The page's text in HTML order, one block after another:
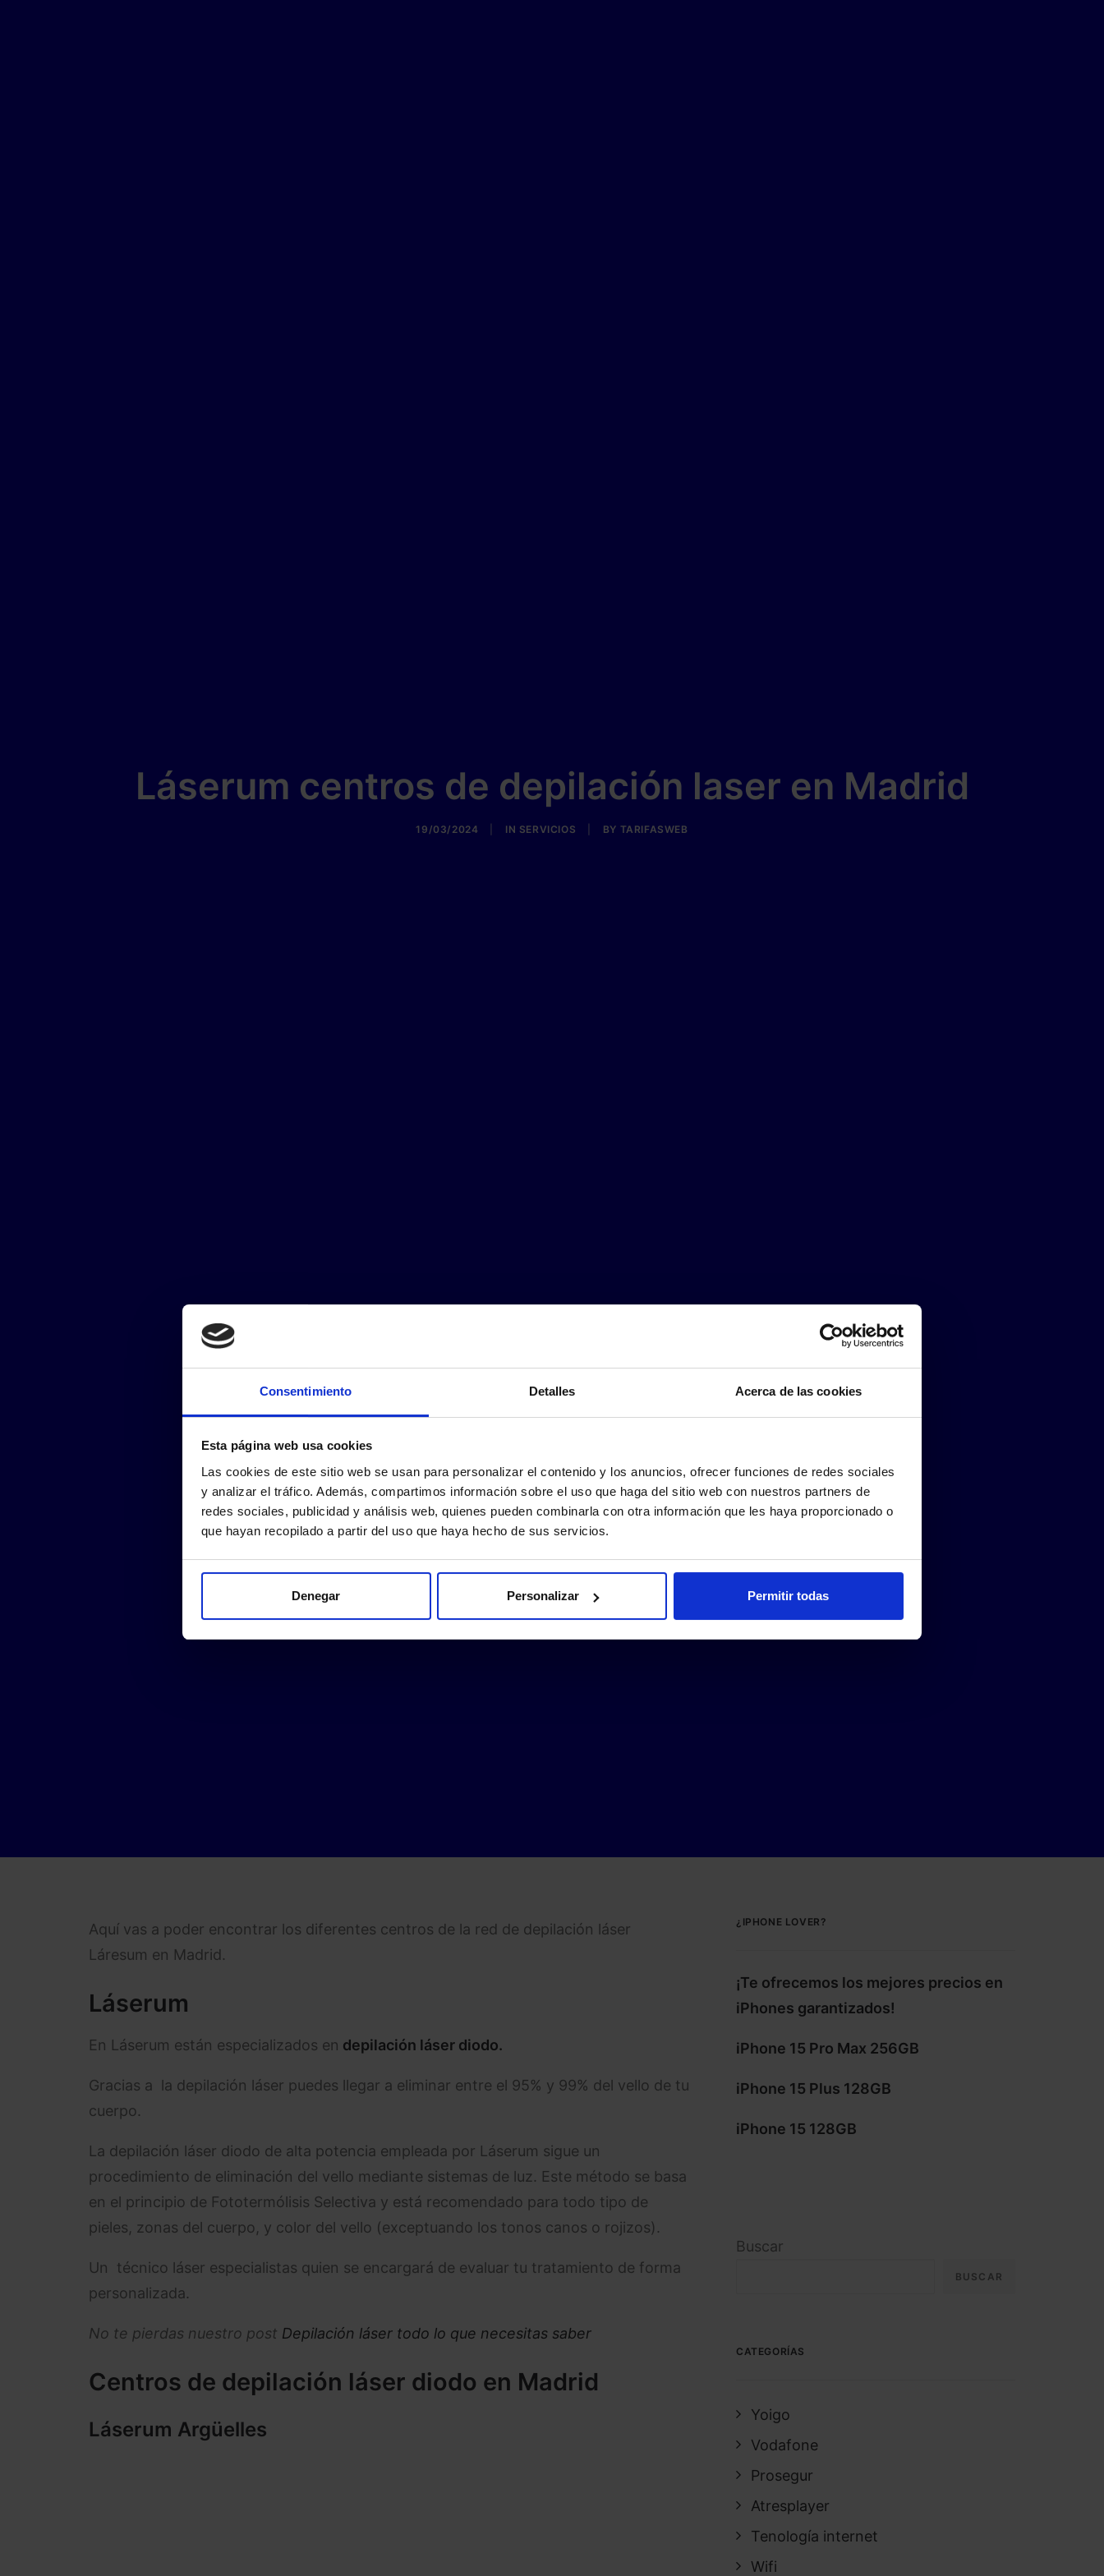
Consentimiento Detalles Acerca de las cookies
Esta página web usa cookies
Las cookies de este sitio web se usan para personalizar el contenido y los anuncios, ofrecer funciones de redes sociales
y analizar el tráfico. Además, compartimos información sobre el uso que haga del sitio web con nuestros partners de
redes sociales, publicidad y análisis web, quienes pueden combinarla con otra información que les haya proporcionado o
que hayan recopilado a partir del uso que haya hecho de sus servicios.
Denegar Personalizar Permitir todas
Láserum centros de depilación laser en Madrid
19/03/2024 IN SERVICIOS BY TARIFASWEB
Aquí vas a poder encontrar los diferentes centros de la red de depilación láser
Láresum en Madrid.
Láserum
En Láserum están especializados en depilación láser diodo.
Gracias a la depilación láser puedes llegar a eliminar entre el 95% y 99% del vello de tu
cuerpo.
La depilación láser diodo de alta potencia empleada por Láserum sigue un
procedimiento de eliminación del vello mediante sistemas de luz. Este método se basa
en el principio de Fototermólisis Selectiva y está recomendado para todo tipo de
pieles, zonas del cuerpo, y color del vello (exceptuando los tonos canos o rojizos).
Un técnico láser especialistas quien se encargará de evaluar tu tratamiento de forma
personalizada.
No te pierdas nuestro post Depilación láser todo lo que necesitas saber
Centros de depilación láser diodo en Madrid
Láserum Argüelles
¿IPHONE LOVER?
¡Te ofrecemos los mejores precios en
iPhones garantizados!
iPhone 15 Pro Max 256GB
iPhone 15 Plus 128GB
iPhone 15 128GB
Buscar
BUSCAR
CATEGORÍAS
Yoigo
Vodafone
Prosegur
Atresplayer
Tenología internet
Wifi